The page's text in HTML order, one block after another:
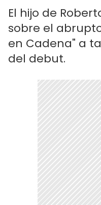
El hijo de
sobre el
en Cadena" a
del debut.